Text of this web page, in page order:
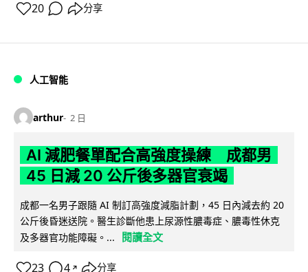
20 分享
人工智能
arthur 2 日
AI 減肥餐單配合高強度操練 成都男
45 日減 20 公斤後多器官衰竭
成都一名男子跟隨 AI 制訂高強度減脂計劃，45 日內減去約 20
公斤後昏迷送院。醫生診斷他患上尿源性膿毒症、膿毒性休克
及多器官功能障礙。...
閱讀全文
23 4 ↗ 分享